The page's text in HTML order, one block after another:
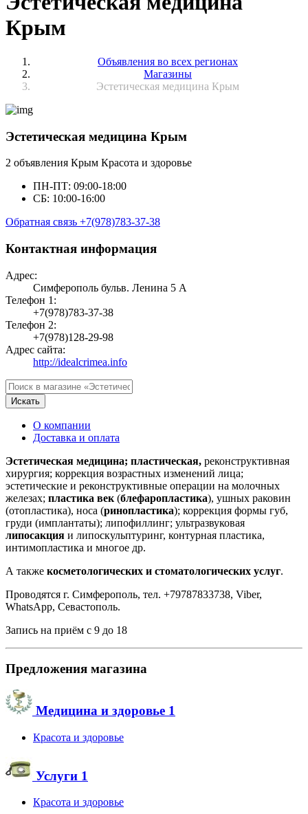
Крым
Объявления во всех регионах
Магазины
Эстетическая медицина Крым
Эстетическая медицина Крым
2 объявления Крым Красота и здоровье
ПН-ПТ: 09:00-18:00
СБ: 10:00-16:00
Обратная связь +7(978)783-37-38
Контактная информация
Адрес:
Симферополь бульв. Ленина 5 А
Телефон 1:
+7(978)783-37-38
Телефон 2:
+7(978)128-29-98
Адрес сайта:
http://idealcrimea.info
Искать
О компании
Доставка и оплата
Эстетическая медицина; пластическая, реконструктивная
хирургия; коррекция возрастных изменений лица;
эстетические и реконструктивные операции на молочных
железах; пластика век (блефаропластика), ушных раковин
(отопластика), носа (ринопластика); коррекция формы губ,
груди (имплантаты); липофиллинг; ультразвуковая
липосакция и липоскульптуринг, контурная пластика,
интимопластика и многое др.
А также косметологических и стоматологических услуг.
Проводятся г. Симферополь, тел. +79787833738, Viber,
WhatsApp, Севастополь.
Запись на приём с 9 до 18
Предложения магазина
Медицина и здоровье 1
Красота и здоровье
Услуги 1
Красота и здоровье